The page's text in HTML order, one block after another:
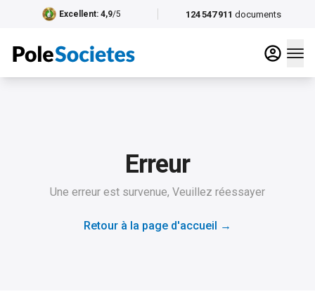
124 547 911 documents
Excellent: 4,9/5
Erreur
Une erreur est survenue, Veuillez réessayer
Retour à la page d'accueil →